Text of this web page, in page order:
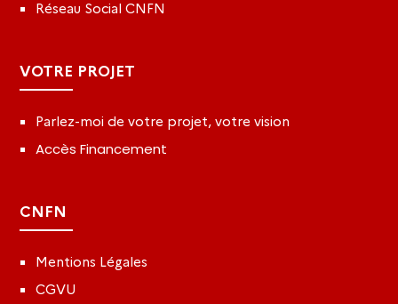
Réseau Social CNFN
VOTRE PROJET
Parlez-moi de votre projet, votre vision
Accès Financement
CNFN
Mentions Légales
CGVU